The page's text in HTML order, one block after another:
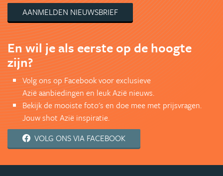
AANMELDEN NIEUWSBRIEF
En wil je als eerste op de hoogte
zijn?
Volg ons op Facebook voor exclusieve
Azië aanbiedingen en leuk Azië nieuws.
Bekijk de mooiste foto's en doe mee met prijsvragen.
Jouw shot Azië inspiratie.
VOLG ONS VIA FACEBOOK